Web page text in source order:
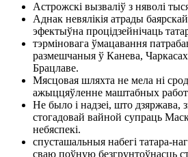
Астрожскі вызваліў з няволі
Аднак невялікія атрады
эфектыўна процідзейнічаць
тэрміновага ўмацавання
размешчаныя ў Канева,
Брацлаве.
Мясцовая шляхта не мела ні
ажыццяўленне маштабных
Не было і надзеі, што дзяржава,
стогадовай вайной супраць
небяспекі.
спусташальныя набегі татара-
сваю поўную безгрунтоўнасць